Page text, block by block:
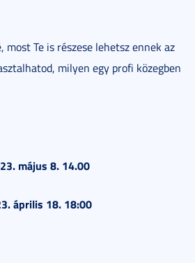
most Te is részese lehetsz ennek az
milyen egy profi közegben
május 8. 14.00
április 18. 18:00